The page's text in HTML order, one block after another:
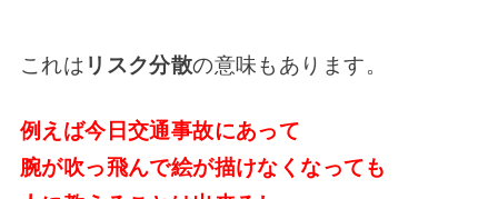
これは リスク分散の意味もあります。
例えば今日交通事故にあって
腕が吹っ飛んで絵が描けなくなっても